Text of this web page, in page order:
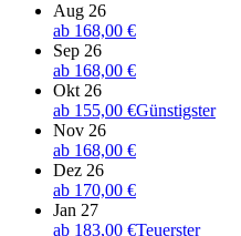
Aug 26
ab 168,00 €
Sep 26
ab 168,00 €
Okt 26
ab 155,00 €Günstigster
Nov 26
ab 168,00 €
Dez 26
ab 170,00 €
Jan 27
ab 183,00 €Teuerster